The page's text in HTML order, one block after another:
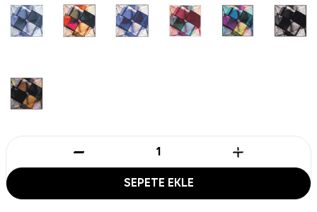
SEPETE EKLE